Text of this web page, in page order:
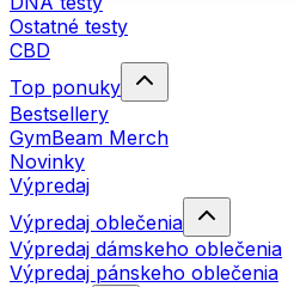
Ostatné testy
CBD
Top ponuky
Bestsellery
GymBeam Merch
Novinky
Výpredaj
Výpredaj oblečenia
Výpredaj dámskeho oblečenia
Výpredaj pánskeho oblečenia